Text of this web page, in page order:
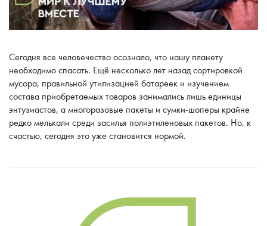
Сегодня все человечество осознало, что нашу планету
необходимо спасать. Ещё несколько лет назад сортировкой
мусора, правильной утилизацией батареек и изучением
состава приобретаемых товаров занимались лишь единицы
энтузиастов, а многоразовые пакеты и сумки-шоперы крайне
редко мелькали среди засилья полиэтиленовых пакетов. Но, к
счастью, сегодня это уже становится нормой.